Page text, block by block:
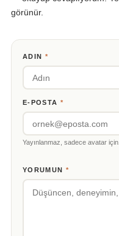
görünür.
ADIN *
E-POSTA *
Yayınlanmaz, sadece avatar için.
YORUMUN *